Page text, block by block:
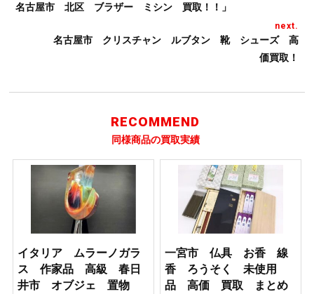
名古屋市 北区 ブラザー ミシン 買取！！」
next.
名古屋市 クリスチャン ルブタン 靴 シューズ 高
価買取！
RECOMMEND
同様商品の買取実績
イタリア ムラーノガラ
ス 作家品 高級 春日
井市 オブジェ 置物
一宮市 仏具 お香 線
香 ろうそく 未使用
品 高価 買取 まとめ